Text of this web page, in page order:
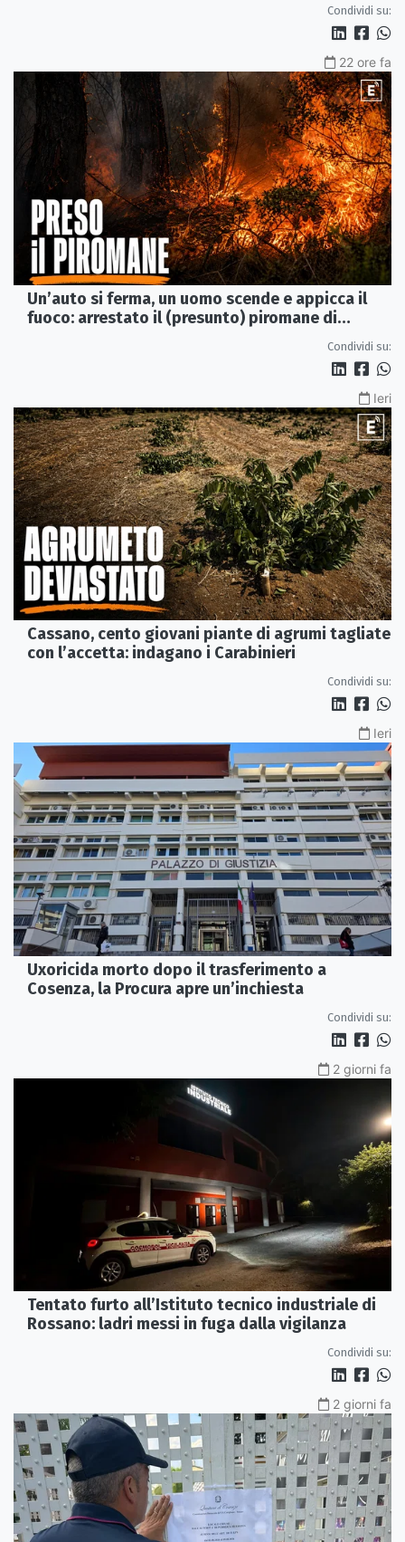
Condividi su:
22 ore fa
Un’auto si ferma, un uomo scende e appicca il
fuoco: arrestato il (presunto) piromane di
Condividi su:
Ieri
Cassano, cento giovani piante di agrumi tagliate
con l’accetta: indagano i Carabinieri
Condividi su:
Ieri
Uxoricida morto dopo il trasferimento a
Cosenza, la Procura apre un’inchiesta
Condividi su:
2 giorni fa
Tentato furto all’Istituto tecnico industriale di
Rossano: ladri messi in fuga dalla vigilanza
Condividi su:
2 giorni fa